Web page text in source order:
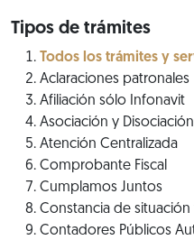
Tipos de trámites
Todos los trámites y
Aclaraciones patronales
Afiliación sólo Infonavit
Asociación y
Atención Centralizada
Comprobante Fiscal
Cumplamos Juntos
Constancia de situación
Contadores Públicos